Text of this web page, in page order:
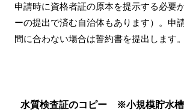
申請時に資格者証の原本を提示する必要
ーの提出で済む自治体もあります）。申
間に合わない場合は誓約書を提出します。
水質検査証のコピー ※小規模貯水槽